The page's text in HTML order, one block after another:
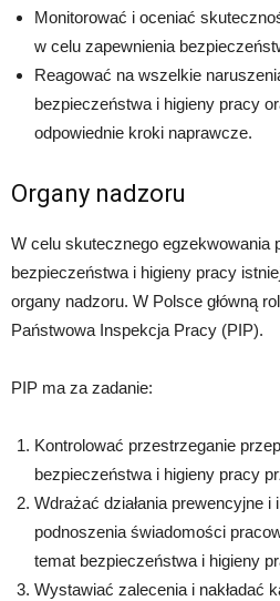
Monitorować i oceniać
w celu zapewnienia
Reagować na wszelkie
bezpieczeństwa i higieny pracy
odpowiednie kroki naprawcze.
Organy nadzoru
W celu skutecznego egzekwowania
bezpieczeństwa i higieny pracy
organy nadzoru. W Polsce główną
Państwowa Inspekcja Pracy (PIP).
PIP ma za zadanie:
Kontrolować przestrzeganie
bezpieczeństwa i higieny pracy
Wdrażać działania prewencyjne
podnoszenia świadomości
temat bezpieczeństwa i higieny
Wystawiać zalecenia i nakładać